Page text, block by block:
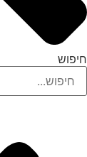
חיפוש